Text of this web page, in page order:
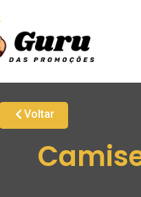
Voltar